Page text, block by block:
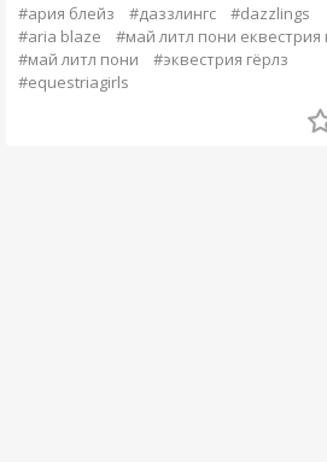
#ария блейз #даззлингс
#dazzlings
#aria blaze
#май литл пони еквестрия
#май литл пони
#эквестрия гёрлз
#equestriagirls